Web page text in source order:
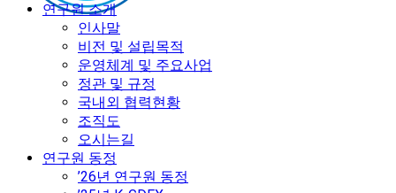
연구원 소개
인사말
비전 및 설립목적
운영체계 및 주요사업
정관 및 규정
국내외 협력현황
조직도
오시는길
연구원 동정
’26년 연구원 동정